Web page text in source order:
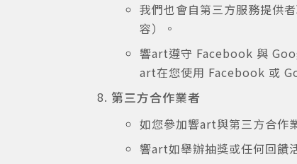
我們也會自第三方服務提供
容）。
響art遵守 Facebook 與
art在您使用 Facebook 或
第三方合作業者
如您參加響art與第三方合作
響art如舉辦抽獎或任何回饋